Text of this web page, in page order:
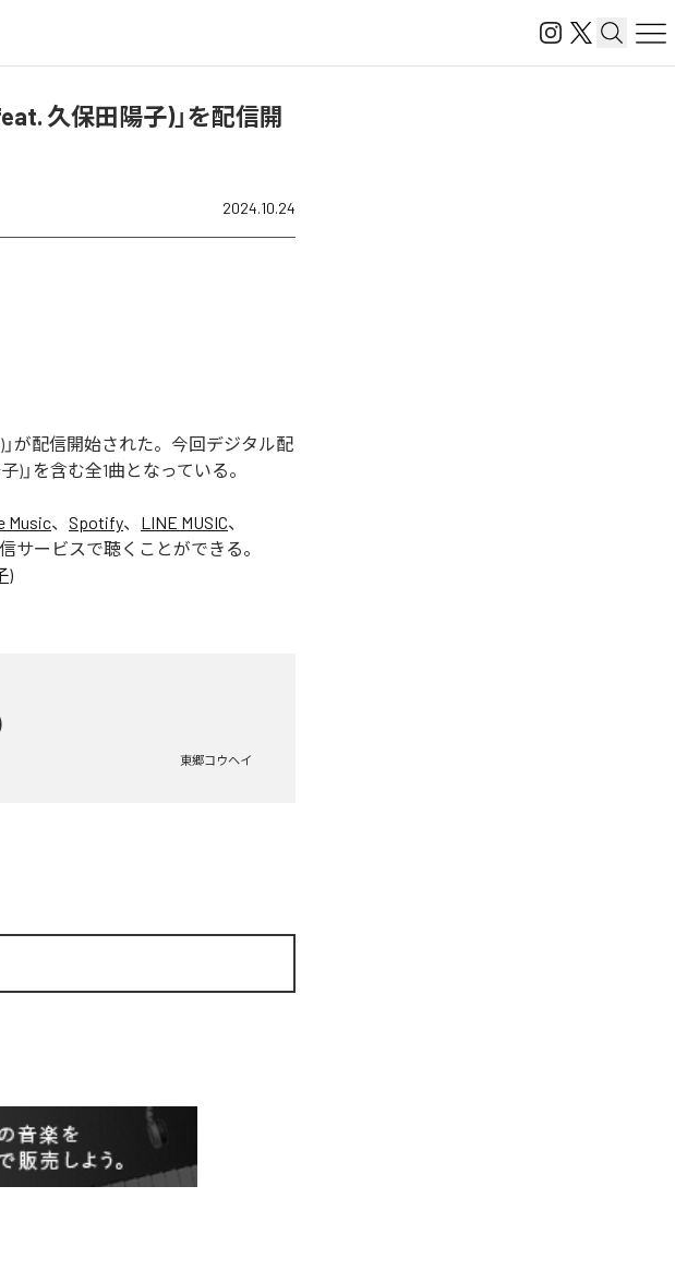
久保田陽子)」を配信開
2024.10.24
)」が配信開始された。今回デジタル配
)」を含む全1曲となっている。
Music、 Spotify、 LINE MUSIC、
サービスで聴くことができる。
)
東郷コウヘイ